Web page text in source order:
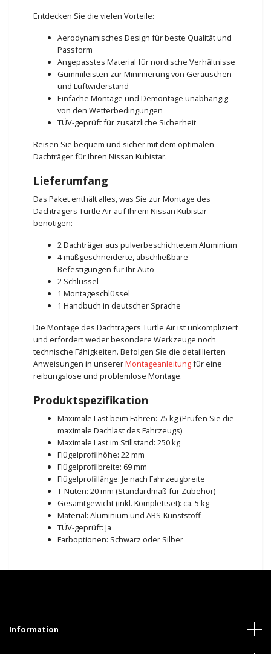
Entdecken Sie die vielen Vorteile:
Aerodynamisches Design für beste Qualität und
Passform
Angepasstes Material für nordische Verhältnisse
Gummileisten zur Minimierung von Geräuschen
und Luftwiderstand
Einfache Montage und Demontage unabhängig
von den Wetterbedingungen
TÜV-geprüft für zusätzliche Sicherheit
Reisen Sie bequem und sicher mit dem optimalen
Dachträger für Ihren Nissan Kubistar.
Lieferumfang
Das Paket enthält alles, was Sie zur Montage des
Dachträgers Turtle Air auf Ihrem Nissan Kubistar
benötigen:
2 Dachträger aus pulverbeschichtetem Aluminium
4 maßgeschneiderte, abschließbare
Befestigungen für Ihr Auto
2 Schlüssel
1 Montageschlüssel
1 Handbuch in deutscher Sprache
Die Montage des Dachträgers Turtle Air ist unkompliziert
und erfordert weder besondere Werkzeuge noch
technische Fähigkeiten. Befolgen Sie die detaillierten
Anweisungen in unsererMontageanleitungfür eine
reibungslose und problemlose Montage.
Produktspezifikation
Maximale Last beim Fahren: 75 kg (Prüfen Sie die
maximale Dachlast des Fahrzeugs)
Maximale Last im Stillstand: 250 kg
Flügelprofilhöhe: 22 mm
Flügelprofilbreite: 69 mm
Flügelprofillänge: Je nach Fahrzeugbreite
T-Nuten: 20 mm (Standardmaß für Zubehör)
Gesamtgewicht (inkl. Komplettset): ca. 5 kg
Material: Aluminium und ABS-Kunststoff
TÜV-geprüft: Ja
Farboptionen: Schwarz oder Silber
Information